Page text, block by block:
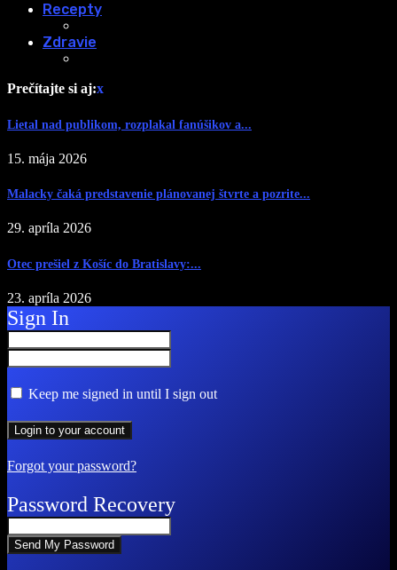
Recepty
Zdravie
Prečítajte si aj:x
Lietal nad publikom, rozplakal fanúšikov a...
15. mája 2026
Malacky čaká predstavenie plánovanej štvrte a pozrite...
29. apríla 2026
Otec prešiel z Košíc do Bratislavy:...
23. apríla 2026
Sign In
Keep me signed in until I sign out
Forgot your password?
Password Recovery